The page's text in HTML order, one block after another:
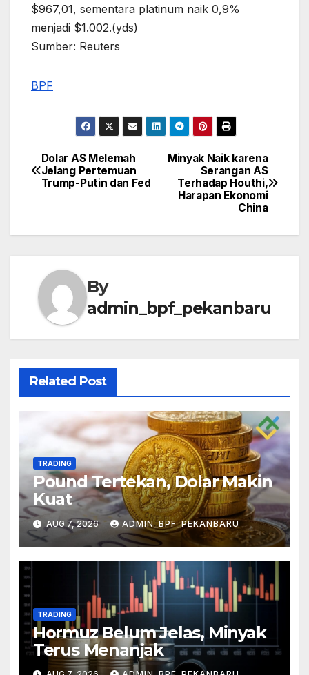
$967,01, sementara platinum naik 0,9%
menjadi $1.002.(yds)
Sumber: Reuters
BPF
Post
navigation
Minyak Naik karena
Serangan AS
Terhadap Houthi,
Harapan Ekonomi
China
Dolar AS Melemah
Jelang Pertemuan
Trump-Putin dan Fed
By
admin_bpf_pekanbaru
Related Post
TRADING
Pound Tertekan, Dolar Makin
Kuat
AUG 7, 2026 ADMIN_BPF_PEKANBARU
TRADING
Hormuz Belum Jelas, Minyak
Terus Menanjak